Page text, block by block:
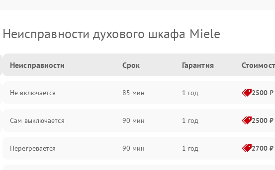
Неисправности духового шкафа Miele
Неисправности Срок Гарантия
Не включается 85 мин 1 год 2500 ₽
Сам выключается 90 мин 1 год 2500 ₽
Перегревается 90 мин 1 год 2700 ₽